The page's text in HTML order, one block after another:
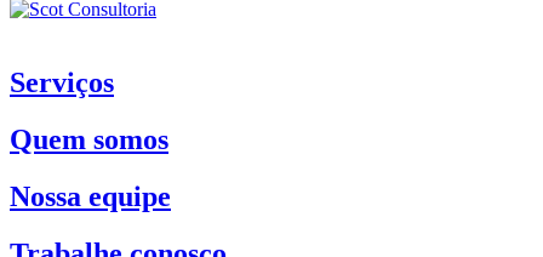
Serviços
Quem somos
Nossa equipe